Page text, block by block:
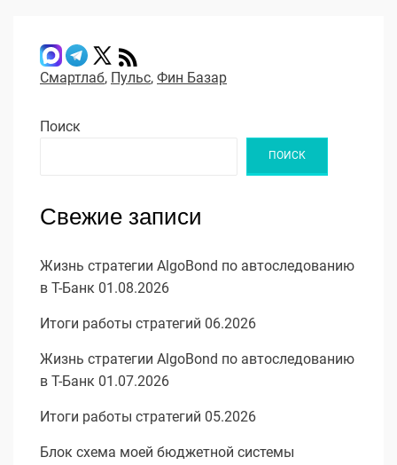
Смартлаб, Пульс, Фин Базар
Поиск
ПОИСК
Свежие записи
Жизнь стратегии AlgoBond по автоследованию
в Т-Банк 01.08.2026
Итоги работы стратегий 06.2026
Жизнь стратегии AlgoBond по автоследованию
в Т-Банк 01.07.2026
Итоги работы стратегий 05.2026
Блок схема моей бюджетной системы